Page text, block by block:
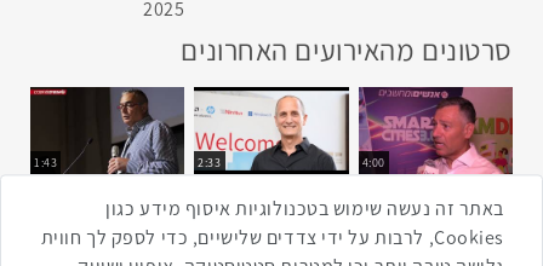
סרטונים מהאירועים האחרונים
4:00
2:33
1:43
באתר זה נעשה שימוש בטכנולוגיות איסוף מידע כגון
Cookies, לרבות על ידי צדדים שלישיים, כדי לספק לך חווית